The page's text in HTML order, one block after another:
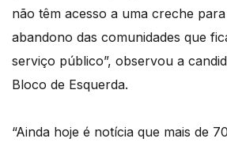
não têm acesso a uma creche
abandono das comunidades que
serviço público”, observou a
Bloco de Esquerda.
“Ainda hoje é notícia que mais de